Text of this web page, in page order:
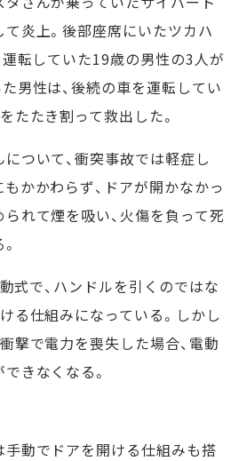
炎上。後部座席にいたツカハ
転していた19歳の男性の3人が
男性は、後続の車を運転してい
たたき割って救出した。
ついて、衝突事故では軽症し
かかわらず、ドアが開かなかっ
れて煙を吸い、火傷を負って死
式で、ハンドルを引くのではな
る仕組みになっている。しかし
撃で電力を喪失した場合、電動
きなくなる。
動でドアを開ける仕組みも搭